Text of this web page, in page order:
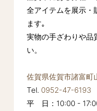
全アイテムを展示・
ます｡
実物の手ざわりや品
い。
佐賀県佐賀市諸富町
Tel. 0952-47-6193
平 日：10:00 -